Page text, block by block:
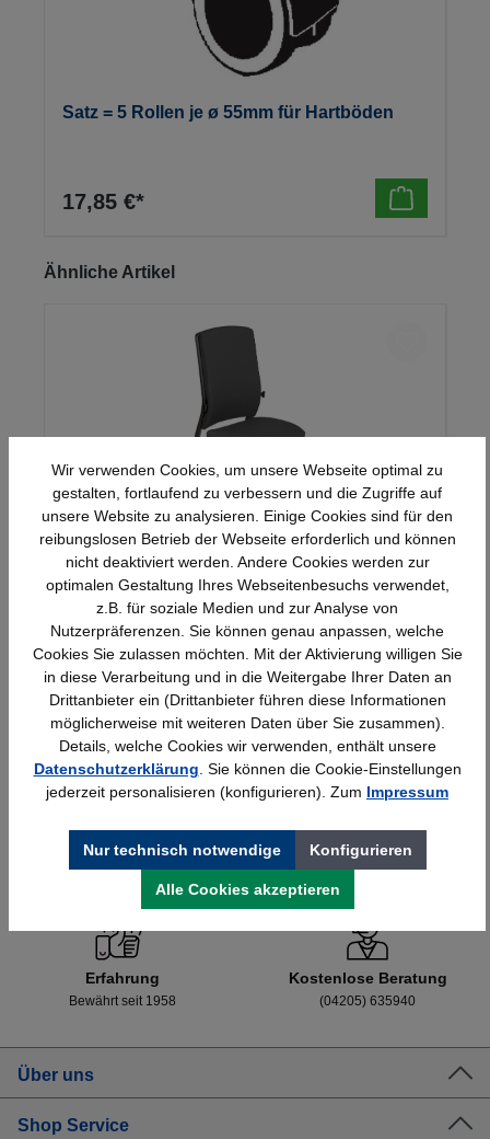
Satz = 5 Rollen je ø 55mm für Hartböden
17,85 €*
Produktgalerie überspringen
Ähnliche Artikel
Mauser Sitzkultur Drehstuhl synchron-
genius
552,16 €* Details
Schnelle Lieferung Topmarken
Erfahrung
Bewährt seit 1958
Kostenlose Beratung
(04205) 635940
Über uns
Shop Service
Wir verwenden Cookies, um unsere Webseite optimal zu
gestalten, fortlaufend zu verbessern und die Zugriffe auf
unsere Website zu analysieren. Einige Cookies sind für den
reibungslosen Betrieb der Webseite erforderlich und können
nicht deaktiviert werden. Andere Cookies werden zur
optimalen Gestaltung Ihres Webseitenbesuchs verwendet,
z.B. für soziale Medien und zur Analyse von
Nutzerpräferenzen. Sie können genau anpassen, welche
Cookies Sie zulassen möchten. Mit der Aktivierung willigen Sie
in diese Verarbeitung und in die Weitergabe Ihrer Daten an
Drittanbieter ein (Drittanbieter führen diese Informationen
möglicherweise mit weiteren Daten über Sie zusammen).
Details, welche Cookies wir verwenden, enthält unsere
Datenschutzerklärung . Sie können die Cookie-Einstellungen
jederzeit personalisieren (konfigurieren). Zum Impressum
Nur technisch notwendige Konfigurieren
Alle Cookies akzeptieren